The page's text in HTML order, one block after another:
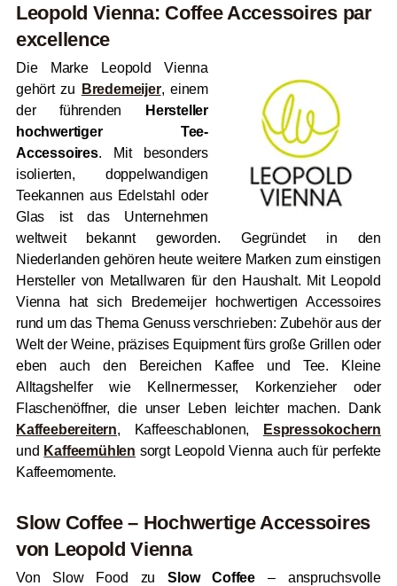
Leopold Vienna: Coffee Accessoires par
excellence
Die Marke Leopold Vienna
gehört zu
Bredemeijer, einem
der führenden
Hersteller
hochwertiger Tee-
Accessoires. Mit besonders
isolierten, doppelwandigen
Teekannen aus Edelstahl oder
Glas ist das Unternehmen
weltweit bekannt geworden. Gegründet in den
Niederlanden gehören heute weitere Marken zum einstigen
Hersteller von Metallwaren für den Haushalt. Mit Leopold
Vienna hat sich Bredemeijer hochwertigen Accessoires
rund um das Thema Genuss verschrieben: Zubehör aus der
Welt der Weine, präzises Equipment fürs große Grillen oder
eben auch den Bereichen Kaffee und Tee. Kleine
Alltagshelfer wie Kellnermesser, Korkenzieher oder
Flaschenöffner, die unser Leben leichter machen. Dank
Kaffeebereitern, Kaffeeschablonen,
Espressokochern
und Kaffeemühlen sorgt Leopold Vienna auch für perfekte
Kaffeemomente.
Slow Coffee – Hochwertige Accessoires
von Leopold Vienna
Von Slow Food zuSlow Coffee – anspruchsvolle